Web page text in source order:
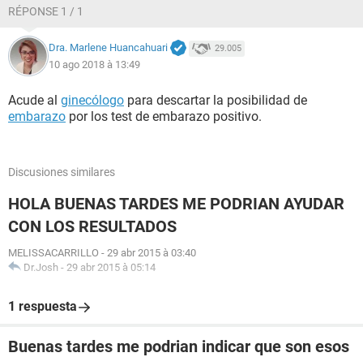
RÉPONSE 1 / 1
Dra. Marlene Huancahuari 29.005
10 ago 2018 à 13:49
Acude al ginecólogo para descartar la posibilidad de
embarazo por los test de embarazo positivo.
Discusiones similares
HOLA BUENAS TARDES ME PODRIAN AYUDAR
CON LOS RESULTADOS
MELISSACARRILLO - 29 abr 2015 à 03:40
Dr.Josh - 29 abr 2015 à 05:14
1 respuesta
Buenas tardes me podrian indicar que son esos